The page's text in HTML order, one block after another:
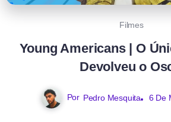
Filmes
Young Americans | O
Devolveu o
Por Pedro Mesquita 6 De